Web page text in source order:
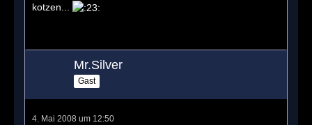
kotzen...
Mr.Silver
Gast
4. Mai 2008 um 12:50